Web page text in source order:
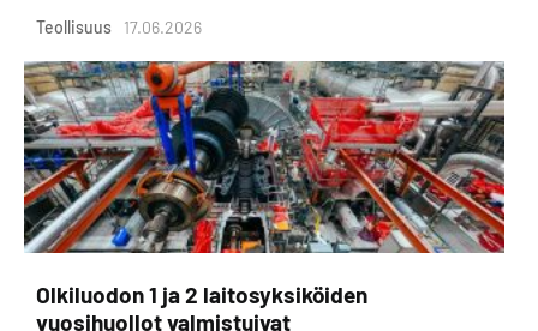
Teollisuus 17.06.2026
Olkiluodon 1 ja 2 laitosyksiköiden
vuosihuollot valmistuivat